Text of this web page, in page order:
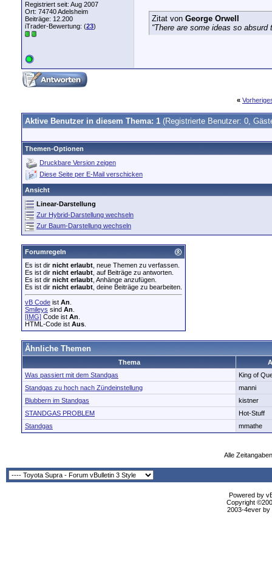
Registriert seit: Aug 2007
Ort: 74740 Adelsheim
Beiträge: 12.200
iTrader-Bewertung: (23)
Zitat von George Orwell
“There are some ideas so
«
Aktive Benutzer in diesem Thema: 1 (Registrierte Benutzer: 0,
Themen-Optionen
Druckbare Version zeigen
Diese Seite per E-Mail verschicken
Ansicht
Linear-Darstellung
Zur Hybrid-Darstellung wechseln
Zur Baum-Darstellung wechseln
Forumregeln
Es ist dir nicht erlaubt , neue Themen zu verfassen.
Es ist dir nicht erlaubt , auf Beiträge zu antworten.
Es ist dir nicht erlaubt , Anhänge anzufügen.
Es ist dir nicht erlaubt , deine Beiträge zu bearbeiten.
vB Code ist An
Smileys sind An
[IMG] Code ist An
HTML-Code ist Aus
Ähnliche Themen
Thema
Was passiert mit dem Standgas
King of
Standgas zu hoch nach Zündeinstellung
manni
Blubbern im Standgas
kistner
STANDGAS PROBLEM
Hot-Stuff
Standgas
mmathe
Alle
Powered by
Copyright
2003-4ever by